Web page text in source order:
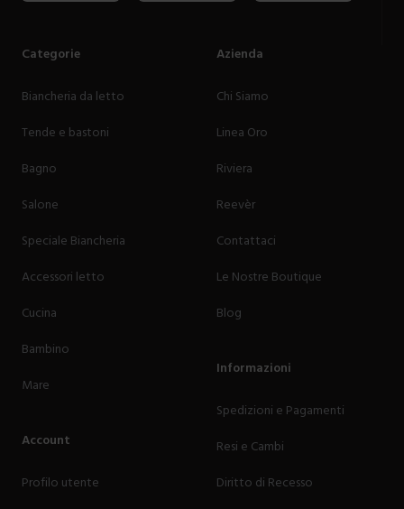
Categorie
Biancheria da letto
Tende e bastoni
Bagno
Salone
Speciale Biancheria
Accessori letto
Cucina
Bambino
Mare
Account
Profilo utente
Azienda
Chi Siamo
Linea Oro
Riviera
Reevèr
Contattaci
Le Nostre Boutique
Blog
Informazioni
Spedizioni e Pagamenti
Resi e Cambi
Diritto di Recesso